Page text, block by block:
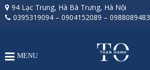
94 Lạc Trung, Hà Bà Trưng, Hà Nội
0395319094 – 0904152089 – 0988089483
MENU